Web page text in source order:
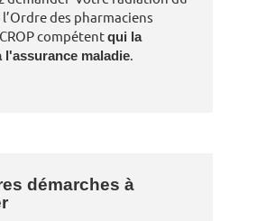
des pharmaciens
compétentqui la
l'assurance maladie.
démarches à